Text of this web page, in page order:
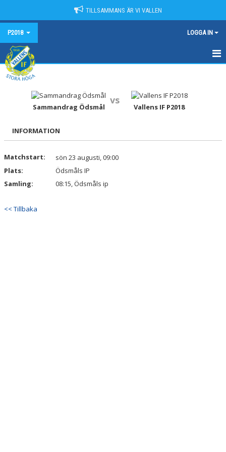
TILLSAMMANS ÄR VI VALLEN
P2018 LOGGA IN
HEM
NYHETER
MATCHER
TRUPPEN
BILDGALLERI
Sammandrag Ödsmål
vs
Vallens IF P2018
INFORMATION
Matchstart:
sön 23 augusti, 09:00
Plats:
Ödsmåls IP
Samling:
08:15, Ödsmåls ip
<< Tillbaka